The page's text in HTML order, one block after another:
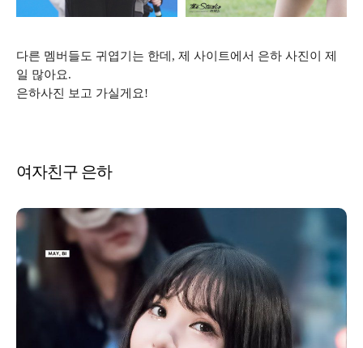
다른 멤버들도 귀엽기는 한데, 제 사이트에서 은하 사진이 제
일 많아요.
은하사진 보고 가실게요!
여자친구 은하